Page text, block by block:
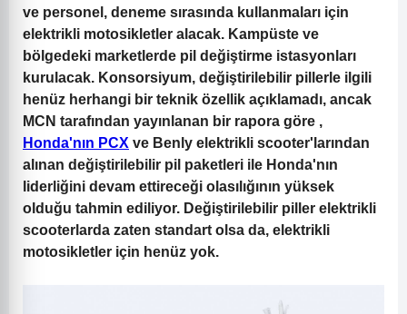
ve personel, deneme sırasında kullanmaları için
elektrikli motosikletler alacak. Kampüste ve
bölgedeki marketlerde pil değiştirme istasyonları
kurulacak. Konsorsiyum, değiştirilebilir pillerle ilgili
henüz herhangi bir teknik özellik açıklamadı, ancak
MCN tarafından yayınlanan bir rapora göre ,
Honda'nın PCX ve Benly elektrikli scooter'larından
alınan değiştirilebilir pil paketleri ile Honda'nın
liderliğini devam ettireceği olasılığının yüksek
olduğu tahmin ediliyor. Değiştirilebilir piller elektrikli
scooterlarda zaten standart olsa da, elektrikli
motosikletler için henüz yok.